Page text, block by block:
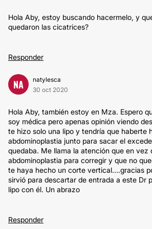
Hola Aby, estoy buscando hacermelo, y
quedaron las cicatrices?
Responder
NA
natylesca
30 oct 2020
Hola Aby, también estoy en Mza. Espero
soy médica pero apenas opinión viendo
te hizo solo una lipo y tendría que haberte
abdominoplastia junto para sacar el
quedaba. Me llama la atención que en vez
abdominoplastia para corregir y que no
te haya hecho un corte vertical....gracias
sirvió para descartar de entrada a este Dr
lipo con él. Un abrazo
Responder